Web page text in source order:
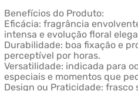
Benefícios do Produto:
Eficácia: fragrância
intensa e evolução floral
Durabilidade: boa fixação e
perceptível por horas.
Versatilidade: indicada para
especiais e momentos que
Design ou Praticidade: